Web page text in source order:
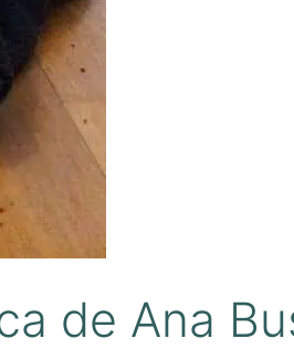
de Ana